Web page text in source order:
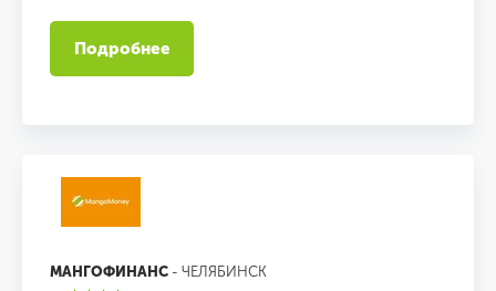
Подробнее
МАНГОФИНАНС - ЧЕЛЯБИНСК